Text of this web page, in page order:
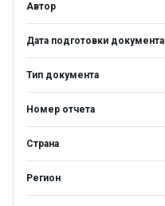
Автор
Дата подготовки документа
Тип документа
Номер отчета
Страна
Регион